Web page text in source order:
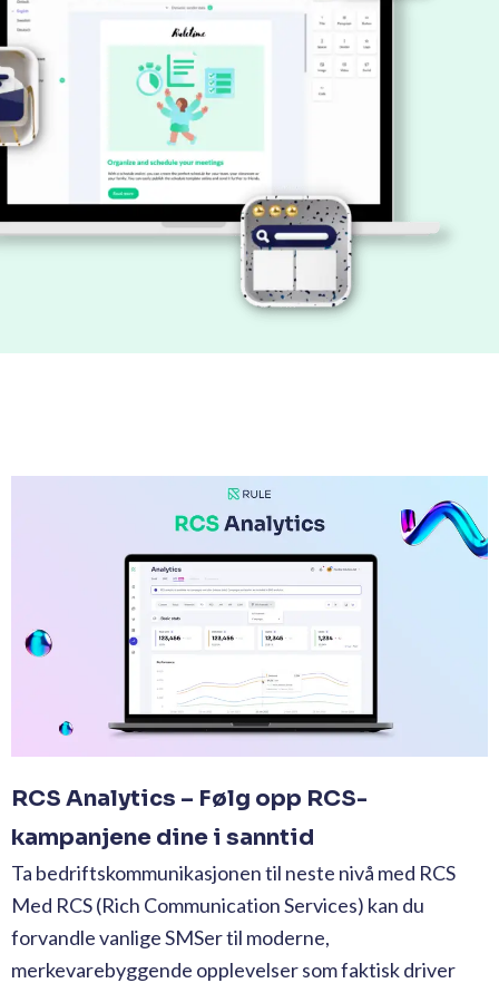
RCS Analytics – Følg opp RCS-
kampanjene dine i sanntid
Ta bedriftskommunikasjonen til neste nivå med RCS
Med RCS (Rich Communication Services) kan du
forvandle vanlige SMSer til moderne,
merkevarebyggende opplevelser som faktisk driver